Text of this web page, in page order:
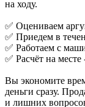
на ходу.
✅ Оцениваем
✅ Приедем в
✅ Работаем с
✅ Расчёт на
Вы экономите
деньги сразу.
и лишних